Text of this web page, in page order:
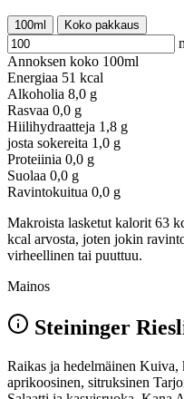
100ml Koko pakkaus
Annoksen koko 100ml
Energiaa 51 kcal
Alkoholia 8,0 g
Rasvaa 0,0 g
Hiilihydraatteja 1,8 g
josta sokereita 1,0 g
Proteiinia 0,0 g
Suolaa 0,0 g
Ravintokuitua 0,0 g
Makroista lasketut kalorit 63
kcal arvosta, joten jokin
virheellinen tai puuttuu.
Mainos
Steininger
Raikas ja hedelmäinen Kuiva,
aprikoosinen, sitruksinen